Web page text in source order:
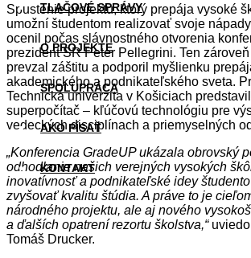
TLAČOVÉ SPRÁVY
O PROJEKTE
SPOLUPRÁCA
AKO PÍSAŤ
KONTAKT
Spustenie projektu, ktorý prepája vysoké
umožní študentom realizovať svoje
ocenil počas slávnostného otvorenia
prezident SR Peter Pellegrini. Ten
prevzal záštitu a podporil myšlienku
akademického a podnikateľského sveta.
Technická univerzita v Košiciach
superpočítač – kľúčovú technológiu pre
vedeckých disciplínach a priemyselných
„Konferencia GradeUP ukázala obrovský
odhodlanie našich verejných vysokých
inovatívnosť a podnikateľské idey
zvyšovať kvalitu štúdia. A práve to je
národného projektu, ale aj nového
a ďalších opatrení rezortu školstva,“
Tomáš Drucker.